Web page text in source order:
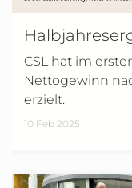
CSL hat im
Nettogewinn
erzielt.
10 Feb 2025